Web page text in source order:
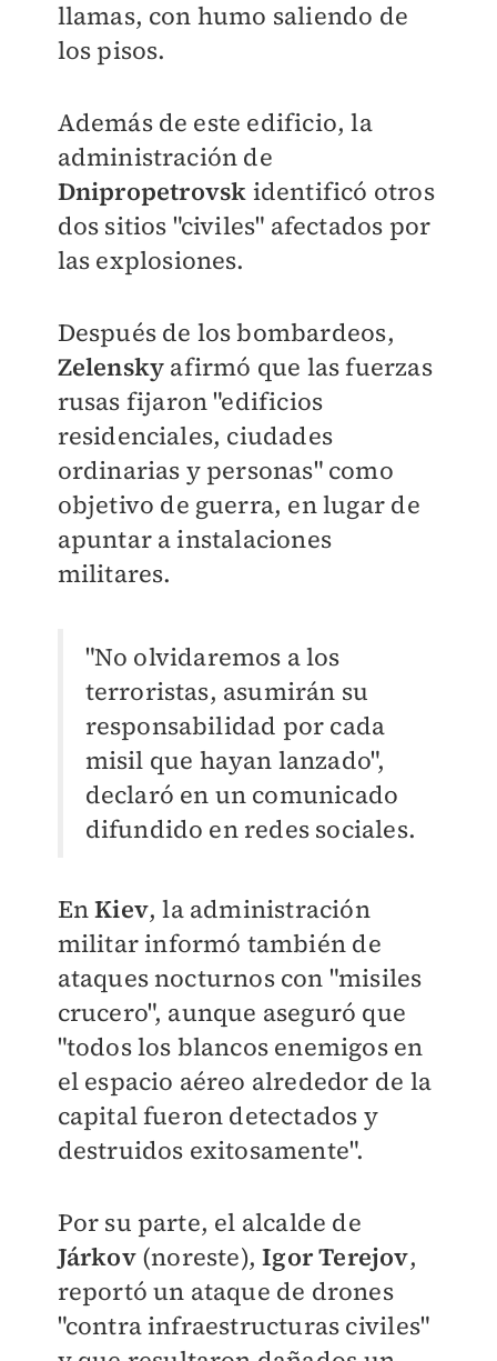
llamas, con humo saliendo de
los pisos.
Además de este edificio, la
administración de
Dnipropetrovsk identificó otros
dos sitios "civiles" afectados por
las explosiones.
Después de los bombardeos,
Zelensky afirmó que las fuerzas
rusas fijaron "edificios
residenciales, ciudades
ordinarias y personas" como
objetivo de guerra, en lugar de
apuntar a instalaciones
militares.
"No olvidaremos a los
terroristas, asumirán su
responsabilidad por cada
misil que hayan lanzado",
declaró en un comunicado
difundido en redes sociales.
EnKiev, la administración
militar informó también de
ataques nocturnos con "misiles
crucero", aunque aseguró que
"todos los blancos enemigos en
el espacio aéreo alrededor de la
capital fueron detectados y
destruidos exitosamente".
Por su parte, el alcalde de
Járkov (noreste),Igor Terejov,
reportó un ataque de drones
"contra infraestructuras civiles"